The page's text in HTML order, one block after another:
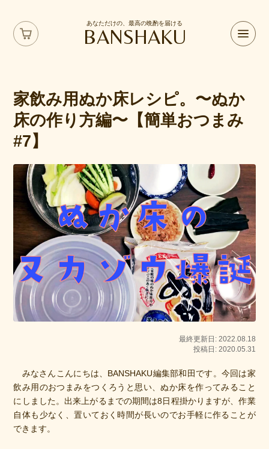
あなただけの、最高の晩酌を届ける
BANSHAKU
家飲み用ぬか床レシピ。〜ぬか
床の作り方編〜【簡単おつまみ
#7】
最終更新日: 2022.08.18
投稿日: 2020.05.31
みなさんこんにちは、BANSHAKU編集部和田です。今回は家
飲み用のおつまみをつくろうと思い、ぬか床を作ってみること
にしました。出来上がるまでの期間は8日程掛かりますが、作業
自体も少なく、置いておく時間が長いのでお手軽に作ることが
できます。